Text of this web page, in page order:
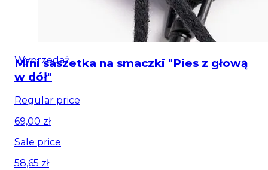
Wyprzedaż
Mini saszetka na smaczki "Pies z głową
w dół"
Regular price
69,00 zł
Sale price
58,65 zł